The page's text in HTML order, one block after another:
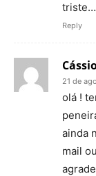
Reply
21 de
olá !
ainda
mail